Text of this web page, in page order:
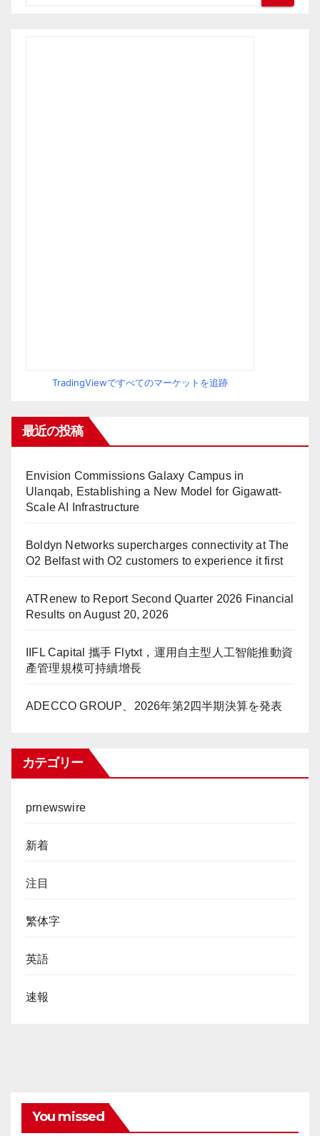
TradingViewですべてのマーケットを追跡
最近の投稿
Envision Commissions Galaxy Campus in
Ulanqab, Establishing a New Model for Gigawatt-
Scale AI Infrastructure
Boldyn Networks supercharges connectivity at The
O2 Belfast with O2 customers to experience it first
ATRenew to Report Second Quarter 2026 Financial
Results on August 20, 2026
IIFL Capital 攜手 Flytxt，運用自主型人工智能推動資
產管理規模可持續增長
ADECCO GROUP、2026年第2四半期決算を発表
カテゴリー
prnewswire
新着
注目
繁体字
英語
速報
You missed